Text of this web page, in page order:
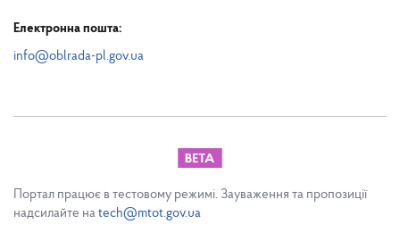
Електронна пошта:
info@oblrada-pl.gov.ua
Портал працює в тестовому режимі. Зауваження та пропозиції
надсилайте на tech@mtot.gov.ua